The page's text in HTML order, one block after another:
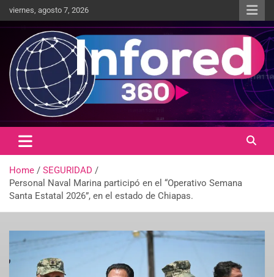
viernes, agosto 7, 2026
infored360.mx
Un giro en la información
Home
SEGURIDAD
Personal Naval Marina participó en el “Operativo Semana
Santa Estatal 2026”, en el estado de Chiapas.